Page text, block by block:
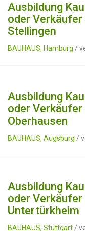
Ausbildung
oder
Stellingen
BAUHAUS, Hamburg /
Ausbildung
oder
Oberhausen
BAUHAUS, Augsburg /
Ausbildung
oder
Untertürkheim
BAUHAUS, Stuttgart /